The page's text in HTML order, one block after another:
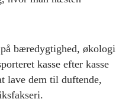
bæredygtighed, økologi
kasse efter kasse
lave dem til duftende,